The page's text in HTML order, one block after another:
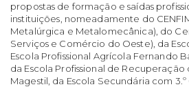
propostas de formação e saídas
instituições, nomeadamente do
Metalúrgica e Metalomecânica), do
Serviços e Comércio do Oeste), da
Escola Profissional Agrícola Fernando
da Escola Profissional de
Magestil, da Escola Secundária com